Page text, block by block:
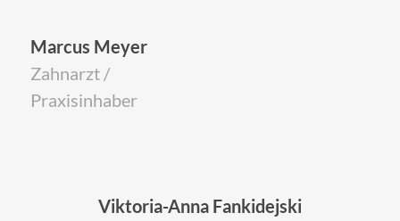
Marcus Meyer
Zahnarzt /
Praxisinhaber
Viktoria-Anna Fankidejski